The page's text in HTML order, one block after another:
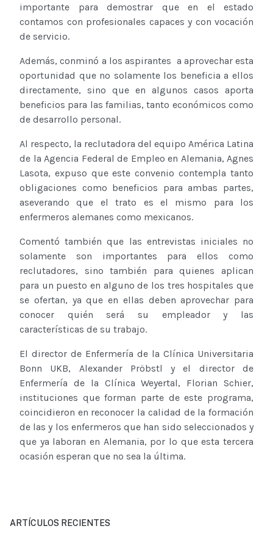
importante para demostrar que en el estado
contamos con profesionales capaces y con vocación
de servicio.
Además, conminó a los aspirantes a aprovechar esta
oportunidad que no solamente los beneficia a ellos
directamente, sino que en algunos casos aporta
beneficios para las familias, tanto económicos como
de desarrollo personal.
Al respecto, la reclutadora del equipo América Latina
de la Agencia Federal de Empleo en Alemania, Agnes
Lasota, expuso que este convenio contempla tanto
obligaciones como beneficios para ambas partes,
aseverando que el trato es el mismo para los
enfermeros alemanes como mexicanos.
Comentó también que las entrevistas iniciales no
solamente son importantes para ellos como
reclutadores, sino también para quienes aplican
para un puesto en alguno de los tres hospitales que
se ofertan, ya que en ellas deben aprovechar para
conocer quién será su empleador y las
características de su trabajo.
El director de Enfermería de la Clínica Universitaria
Bonn UKB, Alexander Pröbstl y el director de
Enfermería de la Clínica Weyertal, Florian Schier,
instituciones que forman parte de este programa,
coincidieron en reconocer la calidad de la formación
de las y los enfermeros que han sido seleccionados y
que ya laboran en Alemania, por lo que esta tercera
ocasión esperan que no sea la última.
ARTÍCULOS RECIENTES